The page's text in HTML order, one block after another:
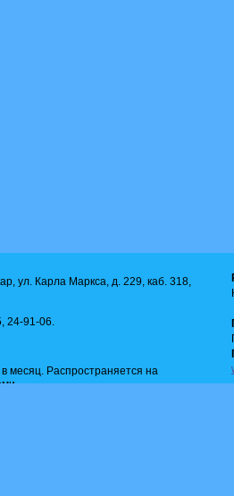
ул. Карла Маркса, д. 229, каб. 318,
24-91-06.
месяц. Распространяется на